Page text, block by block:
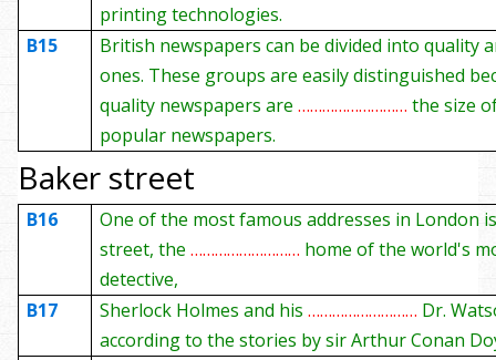
printing technologies.
B15
British newspapers can be divided into quality
ones. These groups are easily distinguished
quality newspapers are………………………the size
popular newspapers.
Baker street
B16
One of the most famous addresses in London
street, the……………………… home of the world's
detective,
B17
Sherlock Holmes and his……………………… Dr.
according to the stories by sir Arthur Conan